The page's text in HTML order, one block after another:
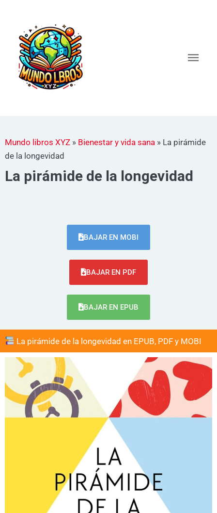
contenido
Mundo libros XYZ » Bienestar y vida sana » La pirámide
de la longevidad
La pirámide de la longevidad
BAJAR EN MOBI
BAJAR EN PDF
BAJAR EN EPUB
La pirámide de la longevidad en EPUB, PDF y MOBI